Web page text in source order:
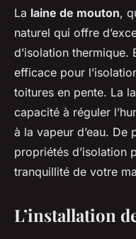
La laine de mouton,
naturel qui offre
d’isolation thermique.
efficace pour
toitures en pente. La
capacité à réguler
à la vapeur d’eau. De
propriétés d’isolation
tranquillité de votre
L’installation